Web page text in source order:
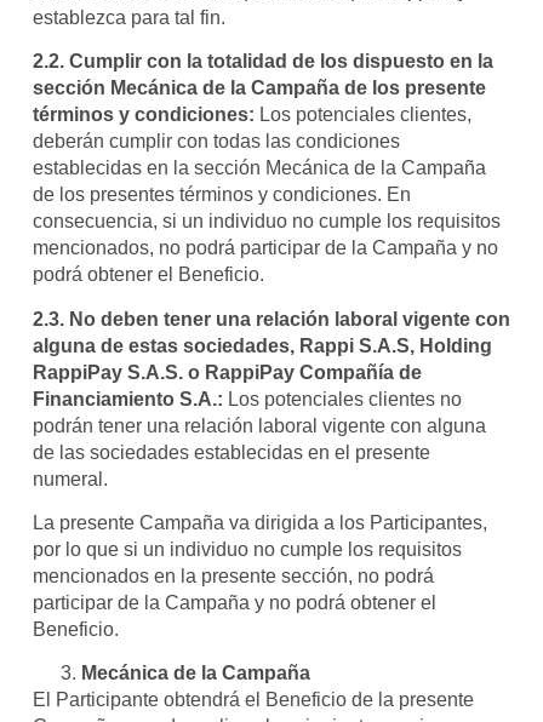
establezca para tal fin.
2.2. Cumplir con la totalidad de los dispuesto en la
sección Mecánica de la Campaña de los presente
términos y condiciones: Los potenciales clientes,
deberán cumplir con todas las condiciones
establecidas en la sección Mecánica de la Campaña
de los presentes términos y condiciones. En
consecuencia, si un individuo no cumple los requisitos
mencionados, no podrá participar de la Campaña y no
podrá obtener el Beneficio.
2.3. No deben tener una relación laboral vigente con
alguna de estas sociedades, Rappi S.A.S, Holding
RappiPay S.A.S. o RappiPay Compañía de
Financiamiento S.A.: Los potenciales clientes no
podrán tener una relación laboral vigente con alguna
de las sociedades establecidas en el presente
numeral.
La presente Campaña va dirigida a los Participantes,
por lo que si un individuo no cumple los requisitos
mencionados en la presente sección, no podrá
participar de la Campaña y no podrá obtener el
Beneficio.
Mecánica de la Campaña
El Participante obtendrá el Beneficio de la presente